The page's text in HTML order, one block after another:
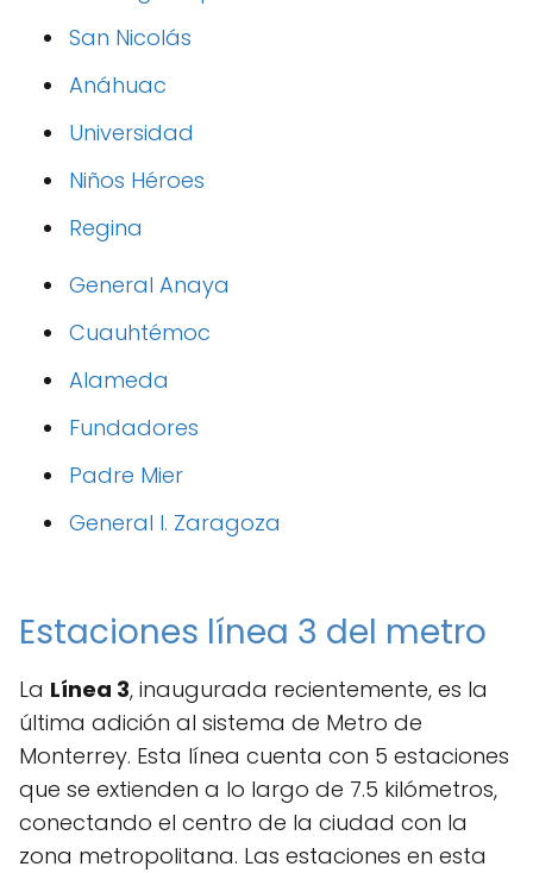
San Nicolás
Anáhuac
Universidad
Niños Héroes
Regina
General Anaya
Cuauhtémoc
Alameda
Fundadores
Padre Mier
General I. Zaragoza
Estaciones línea 3 del metro
La Línea 3, inaugurada recientemente, es la
última adición al sistema de Metro de
Monterrey. Esta línea cuenta con 5 estaciones
que se extienden a lo largo de 7.5 kilómetros,
conectando el centro de la ciudad con la
zona metropolitana. Las estaciones en esta